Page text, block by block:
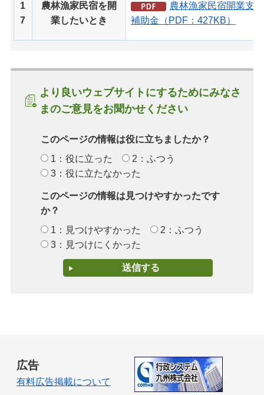
1
7
農林漁家民宿を開
業したいとき
農林漁家民宿開業支
補助金（PDF：427KB）
より良いウェブサイトにするためにみなさ
まのご意見をお聞かせください
このページの情報は役に立ちましたか？
1：役に立った
2：ふつう
3：役に立たなかった
このページの情報は見つけやすかったです
か？
1：見つけやすかった
2：ふつう
3：見つけにくかった
広告
有料広告掲載について